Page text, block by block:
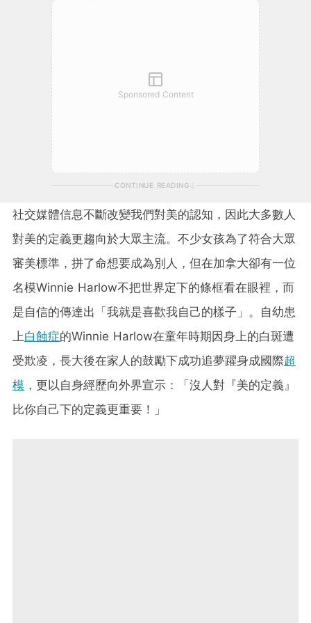
Sponsored Content
CONTINUE READING
社交媒體信息不斷改變我們對美的認知，因此大多數人
對美的定義更趨向於大眾主流。不少女孩為了符合大眾
審美標準，拼了命想要成為別人，但在加拿大卻有一位
名模Winnie Harlow不把世界定下的條框看在眼裡，而
是自信的傳達出「我就是喜歡我自己的樣子」。自幼患
上白蝕症的Winnie Harlow在童年時期因身上的白斑遭
受欺凌，長大後在家人的鼓勵下成功追夢躍身成國際超
模 ，更以自身經歷向外界宣示：「沒人對『美的定義』
比你自己下的定義更重要！」